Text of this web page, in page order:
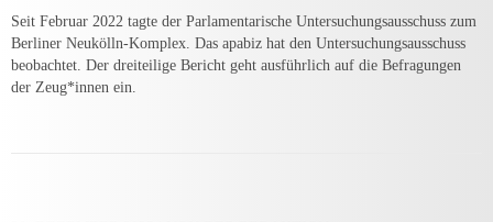
Seit Februar 2022 tagte der Parlamentarische Untersuchungsausschuss zum
Berliner Neukölln-Komplex. Das apabiz hat den Untersuchungsausschuss
beobachtet. Der dreiteilige Bericht geht ausführlich auf die Befragungen
der Zeug*innen ein.